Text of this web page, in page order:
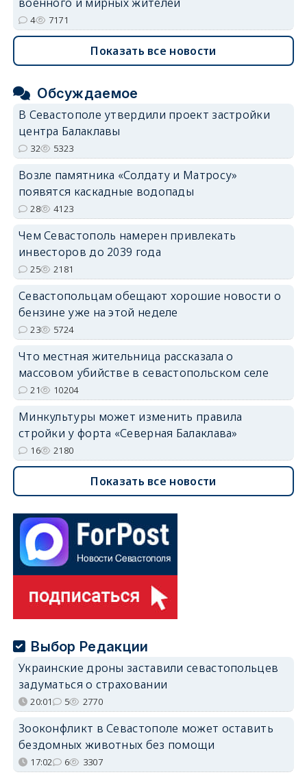
4 7171
Показать все новости
Обсуждаемое
В Севастополе утвердили проект застройки
центра Балаклавы
32 5323
Возле памятника «Солдату и Матросу»
появятся каскадные водопады
28 4123
Чем Севастополь намерен привлекать
инвесторов до 2039 года
25 2181
Севастопольцам обещают хорошие новости о
бензине уже на этой неделе
23 5724
Что местная жительница рассказала о
массовом убийстве в севастопольском селе
21 10204
Минкультуры может изменить правила
стройки у форта «Северная Балаклава»
16 2180
Показать все новости
Выбор Редакции
Украинские дроны заставили севастопольцев
задуматься о страховании
20:01 5 2770
Зооконфликт в Севастополе может оставить
бездомных животных без помощи
17:02 6 3307